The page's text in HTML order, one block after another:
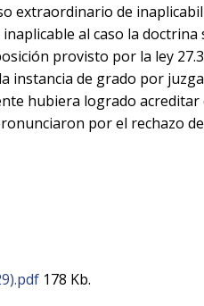
extraordinario de
al caso la
provisto por la ley
instancia de grado por
hubiera logrado acreditar
por el rechazo
178 Kb.